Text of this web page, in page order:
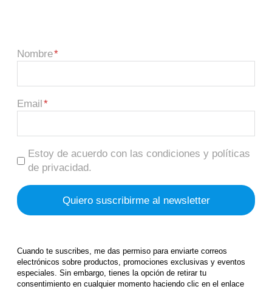
Nombre
Email
Estoy de acuerdo con las condiciones y políticas
de privacidad.
Cuando te suscribes, me das permiso para enviarte correos
electrónicos sobre productos, promociones exclusivas y eventos
especiales. Sin embargo, tienes la opción de retirar tu
consentimiento en cualquier momento haciendo clic en el enlace